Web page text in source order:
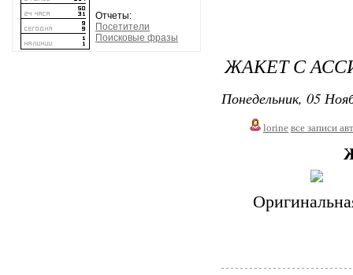
Отчеты:
Посетители
Поисковые фразы
ЖАКЕТ С
Понедельник, 05
lorine все записи